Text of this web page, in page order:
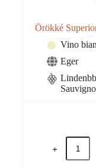
Örökké
Vino
Eger
Örökké
Superior
2024